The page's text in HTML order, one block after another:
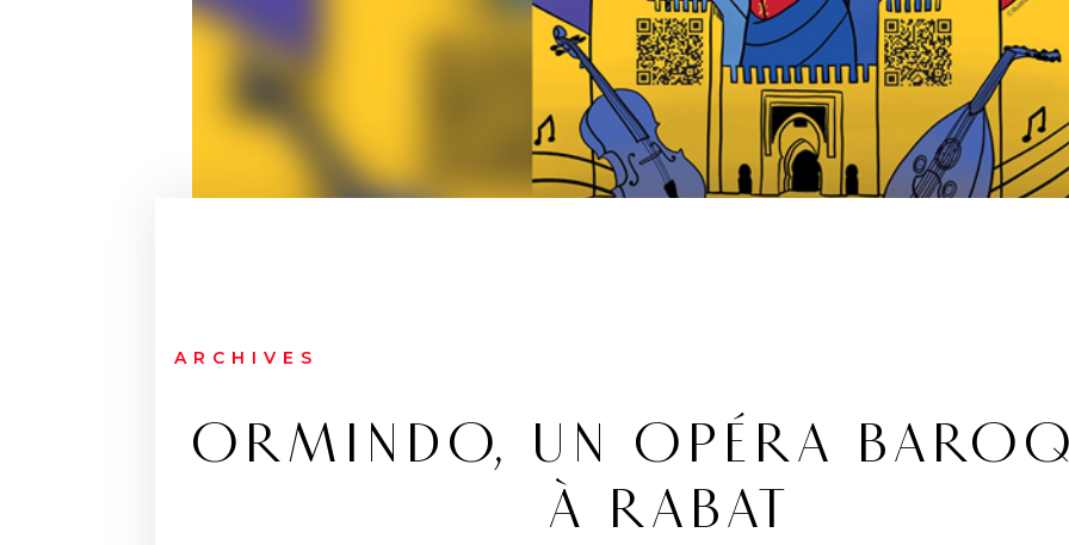
ARCHIVES
ORMINDO, UN OPÉRA
À RABAT